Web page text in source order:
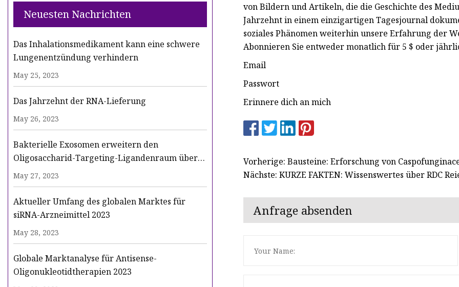
Neuesten Nachrichten
Das Inhalationsmedikament kann eine schwere
Lungenentzündung verhindern
May 25, 2023
Das Jahrzehnt der RNA-Lieferung
May 26, 2023
Bakterielle Exosomen erweitern den
Oligosaccharid-Targeting-Ligandenraum über
das GalNAc-Video hinaus
May 27, 2023
Aktueller Umfang des globalen Marktes für
siRNA-Arzneimittel 2023
May 28, 2023
Globale Marktanalyse für Antisense-
Oligonukleotidtherapien 2023
von Bildern und Artikeln, die die Geschichte des
Jahrzehnt in einem einzigartigen Tagesjournal
soziales Phänomen weiterhin unsere Erfahrung der
Abonnieren Sie entweder monatlich für 5 $ oder
Email
Passwort
Erinnere dich an mich
Vorherige: Bausteine: Erforschung von
Nächste: KURZE FAKTEN: Wissenswertes über RDC
Anfrage absenden